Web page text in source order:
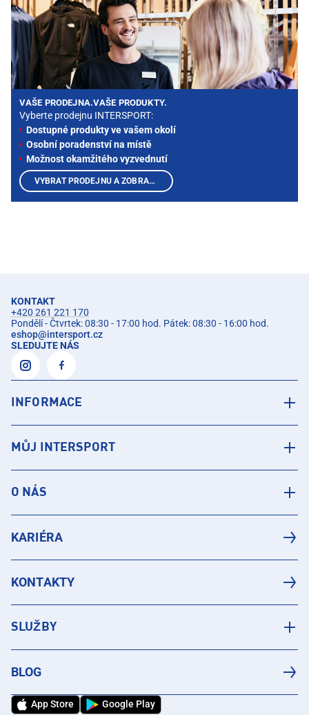
VAŠE PRODEJNA.VAŠE PRODUKTY.
Vyberte prodejnu INTERSPORT:
Dostupné produkty ve vašem okolí
Osobní poradenství na místě
Možnost okamžitého vyzvednutí
VYBRAT PRODEJNU A ZOBRAZIT PRODUKTY
KONTAKT
+420 261 221 170
Pondělí - Čtvrtek: 08:30 - 17:00 hod. Pátek: 08:30 - 16:00 hod.
eshop@intersport.cz
SLEDUJTE NÁS
INFORMACE
MŮJ INTERSPORT
O NÁS
KARIÉRA
KONTAKTY
SLUŽBY
BLOG
App Store Google Play